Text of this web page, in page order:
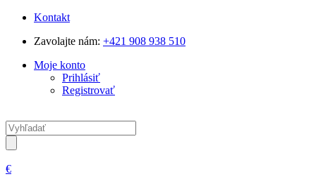
Kontakt
Zavolajte nám: +421 908 938 510
Moje konto
Prihlásiť
Registrovať
€